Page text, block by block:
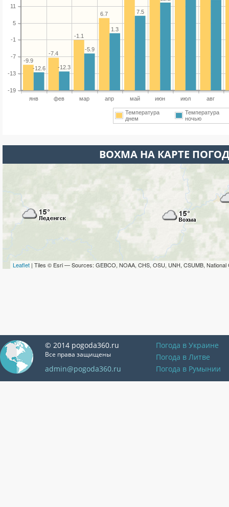
янв фев мар апр май июн июл авг
-19
-13
-7
-1
5
11
6.7
-1.1
-7.4
-9.9
7.5
1.3
-5.9
-12.3
-12.6
Температура
днем
Температура
ночью
ВОХМА НА КАРТЕ
Leaflet | Tiles © Esri — Sources: GEBCO, NOAA, CHS, OSU, UNH, CSUMB, National
© 2014 pogoda360.ru
Все права защищены
admin@pogoda360.ru
Погода в Украине
Погода в Литве
Погода в Румынии